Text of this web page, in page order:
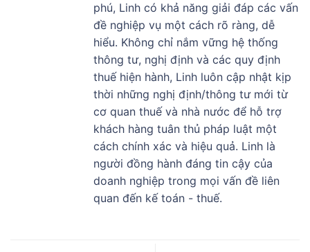
phú, Linh có khả năng giải đáp các vấn
đề nghiệp vụ một cách rõ ràng, dễ
hiểu. Không chỉ nắm vững hệ thống
thông tư, nghị định và các quy định
thuế hiện hành, Linh luôn cập nhật kịp
thời những nghị định/thông tư mới từ
cơ quan thuế và nhà nước để hỗ trợ
khách hàng tuân thủ pháp luật một
cách chính xác và hiệu quả. Linh là
người đồng hành đáng tin cậy của
doanh nghiệp trong mọi vấn đề liên
quan đến kế toán - thuế.